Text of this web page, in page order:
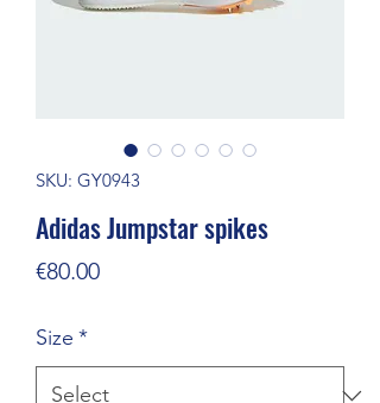
SKU: GY0943
Adidas Jumpstar spikes
€80.00Price
Size *